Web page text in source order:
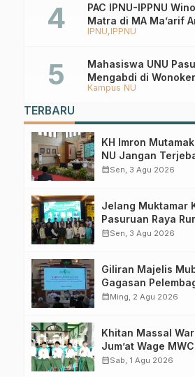
IPNU IPPNU
PAC IPNU-IPPNU
Matra di MA Ma’arif
Kampus NU
Mahasiswa UNU
Mengabdi di
Ombo Wetan Berikut
TERBARU
KH Imron
NU Jangan
Perebutan Kursi
calendar_monthSen, 3 Agu 2026
Jelang Muktamar
Pasuruan Raya
Transformasi
calendar_monthSen, 3 Agu 2026
Giliran Majelis
Gagasan
Forum Muktamar
calendar_monthMing, 2 Agu 2026
Khitan Massal
Jum’at Wage
calendar_monthSab, 1 Agu 2026